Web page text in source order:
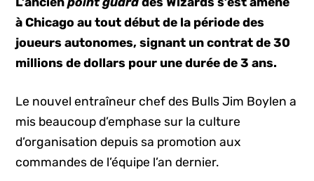
à Chicago au tout début de la période des
joueurs autonomes, signant un contrat de 30
millions de dollars pour une durée de 3 ans.
Le nouvel entraîneur chef des Bulls Jim Boylen a
mis beaucoup d’emphase sur la culture
d’organisation depuis sa promotion aux
commandes de l’équipe l’an dernier.